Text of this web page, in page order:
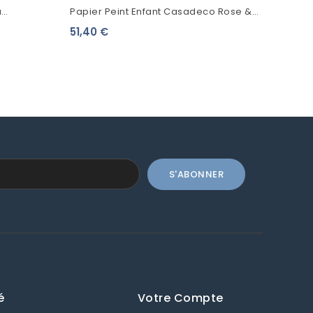
Papier Peint Enfant Casadeco Rose &
Nino Oscar Beige RONI85611028
51,40 €
Votre Compte